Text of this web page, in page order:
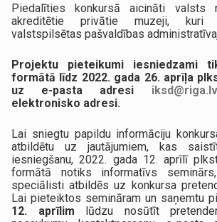
Piedalīties konkursā aicināti valsts
akreditētie privātie muzeji, kuri
valstspilsētas pašvaldības
Projektu pieteikumi iesniedzami
formātā līdz 2022. gada 26. aprīļa
uz e-pasta adresi iksd@riga.lv
elektronisko adresi.
Lai sniegtu papildu informāciju
atbildētu uz jautājumiem, kas
iesniegšanu, 2022. gada 12. aprīlī
formātā notiks informatīvs
speciālisti atbildēs uz konkursa
Lai pieteiktos semināram un saņemtu
12. aprīlim lūdzu nosūtīt